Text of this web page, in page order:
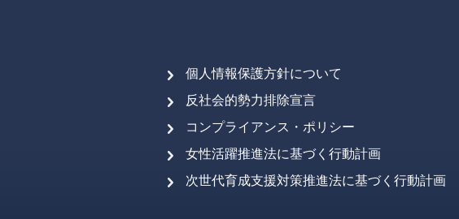
個人情報保護方針について
反社会的勢力排除宣言
コンプライアンス・ポリシー
女性活躍推進法に基づく行動計画
次世代育成支援対策推進法に基づく行動計画